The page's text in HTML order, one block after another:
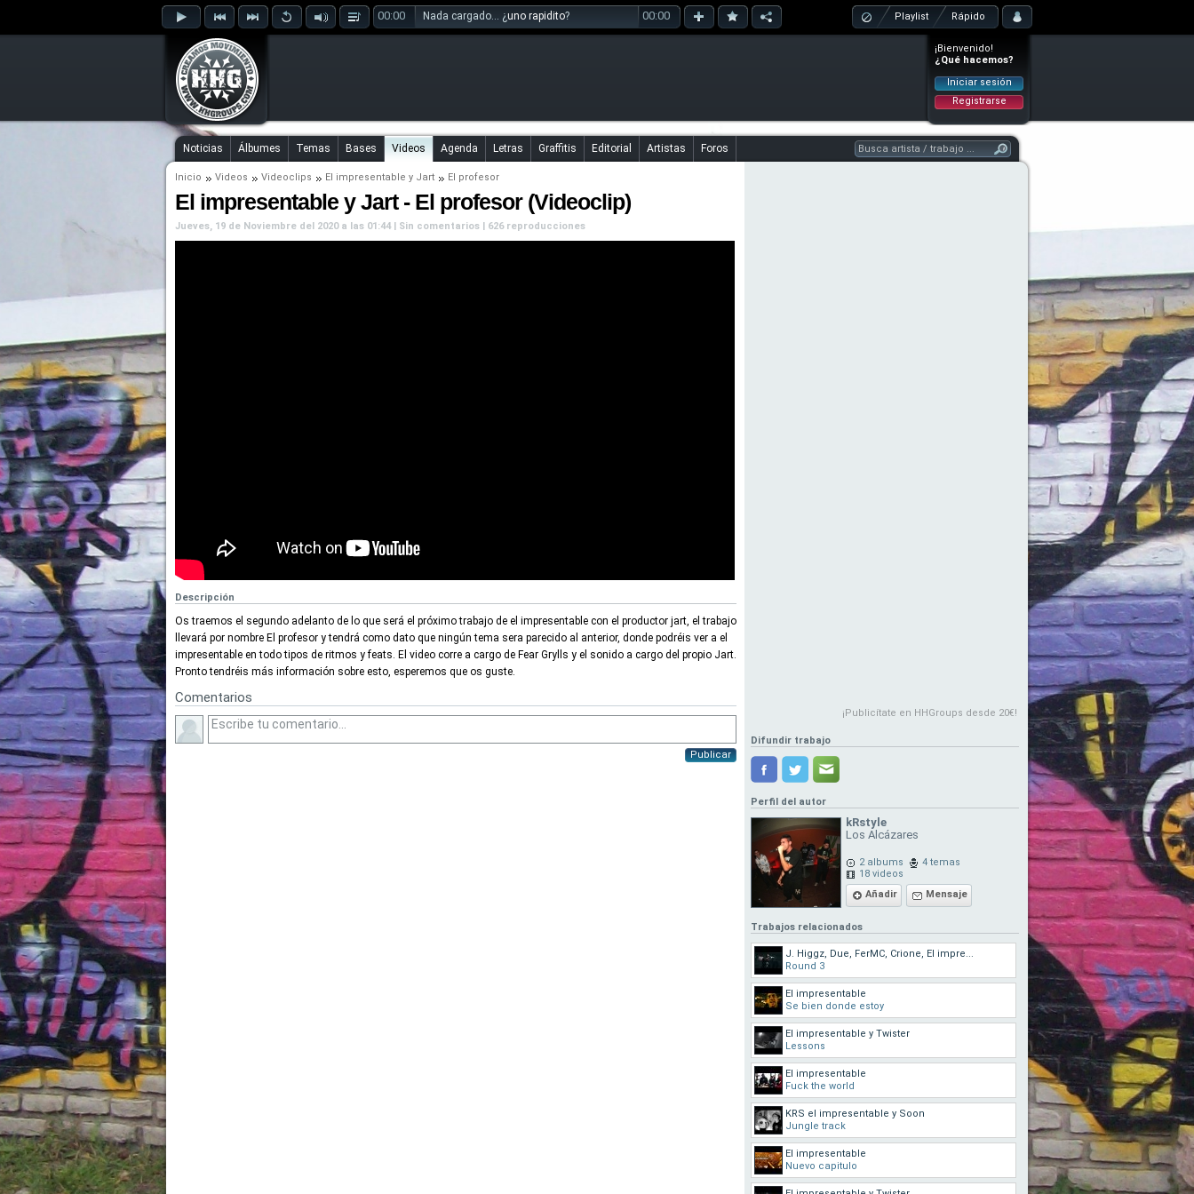
00:00 Nada cargado... ¿uno rapidito? 00:00 Playlist Rápido
¡Bienvenido!
¿Qué hacemos?
Iniciar sesión
Registrarse
Noticias Álbumes Temas Bases Videos Agenda Letras Graffitis Editorial Artistas Foros
Inicio Videos Videoclips El impresentable y Jart El profesor
El impresentable y Jart - El profesor (Videoclip)
Jueves, 19 de Noviembre del 2020 a las 01:44 | Sin comentarios | 626 reproducciones
Descripción
Os traemos el segundo adelanto de lo que será el próximo trabajo de el impresentable con el productor jart, el trabajo
llevará por nombre El profesor y tendrá como dato que ningún tema sera parecido al anterior, donde podréis ver a el
impresentable en todo tipos de ritmos y feats. El video corre a cargo de Fear Grylls y el sonido a cargo del propio Jart.
Pronto tendréis más información sobre esto, esperemos que os guste.
Comentarios
Publicar
¡Publicítate en HHGroups desde 20€!
Difundir trabajo
Perfil del autor
kRstyle
Los Alcázares
2 albums
4 temas
18 videos
Añadir
Mensaje
Trabajos relacionados
J. Higgz, Due, FerMC, Crione, El impre...
Round 3
El impresentable
Se bien donde estoy
El impresentable y Twister
Lessons
El impresentable
Fuck the world
KRS el impresentable y Soon
Jungle track
El impresentable
Nuevo capitulo